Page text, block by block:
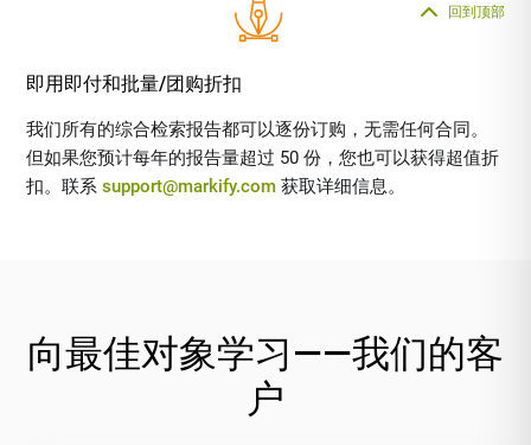
即用即付和批量/团购折扣
回到顶部
我们所有的综合检索报告都可以逐份订购，无需任何合同。
但如果您预计每年的报告量超过 50 份，您也可以获得超值折
扣。联系support@markify.com 获取详细信息。
向最佳对象学习——我们的客
户